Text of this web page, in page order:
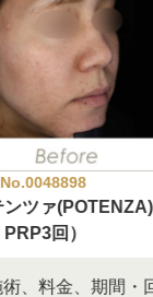
アクセス
西梅田から徒歩2分
アフターケア
よくあるご質問
症例No.0048890
ポテンツァ
ード3回）
施術、料金、